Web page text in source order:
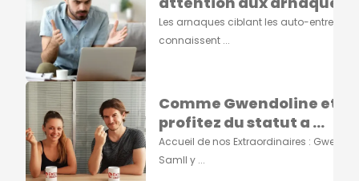
Les arnaques ciblant les auto-
connaissent ...
Comme Gwendoline et
profitez du statut a ...
Accueil de nos Extraordinaires :
SamIl y ...